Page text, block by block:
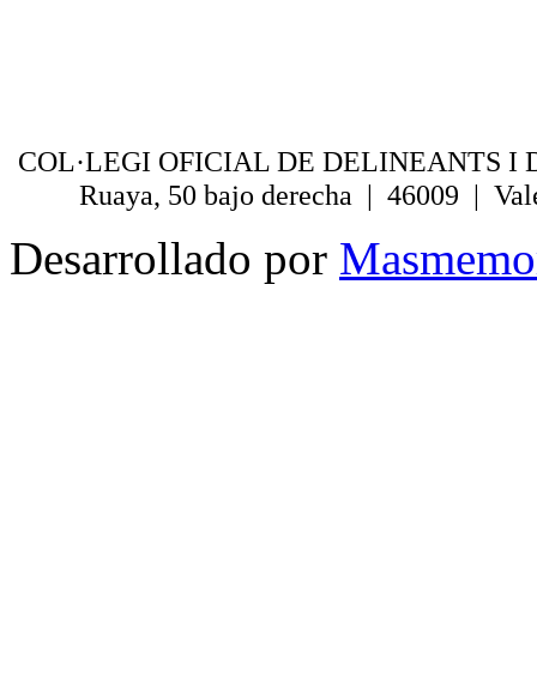
COL·LEGI OFICIAL DE DELINEANTS I
Ruaya, 50 bajo derecha | 46009 |
Desarrollado por